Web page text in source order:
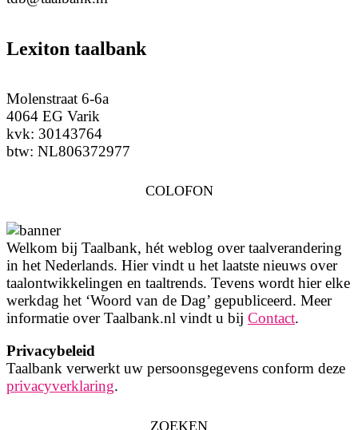
Lexiton taalbank
Molenstraat 6-6a
4064 EG Varik
kvk: 30143764
btw: NL806372977
COLOFON
Welkom bij Taalbank, hét weblog over taalverandering
in het Nederlands. Hier vindt u het laatste nieuws over
taalontwikkelingen en taaltrends. Tevens wordt hier elke
werkdag het ‘Woord van de Dag’ gepubliceerd. Meer
informatie over Taalbank.nl vindt u bij Contact.
Privacybeleid
Taalbank verwerkt uw persoonsgegevens conform deze
privacyverklaring.
ZOEKEN